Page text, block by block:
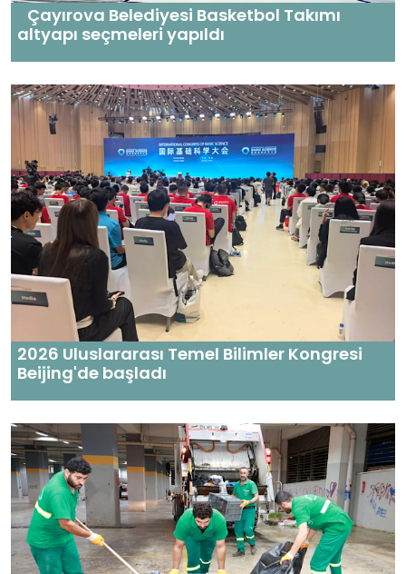
Çayırova Belediyesi Basketbol Takımı
altyapı seçmeleri yapıldı
2026 Uluslararası Temel Bilimler Kongresi
Beijing'de başladı